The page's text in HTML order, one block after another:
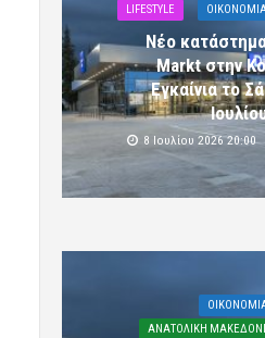
LIFESTYLE
Νέο
Markt στην
Εγκαίνια το
8 Ιουλίου 2026 20:00
ΑΝΑΤΟΛΙΚΗ